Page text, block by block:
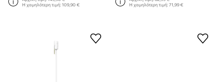
Η χαμηλότερη τιμή:109,90 €
Η χαμηλότερη τιμή:71,99 €